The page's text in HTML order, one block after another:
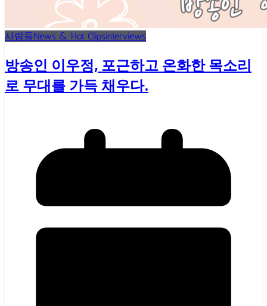
사람들News & Hot Clipsinterviews
방송인 이우정, 포근하고 온화한 목소리
로 무대를 가득 채우다.